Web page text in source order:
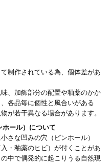
制作されている為、個体差があ
、加飾部分の配置や釉薬のかか
各品毎に個性と風合いがある
が若干異なる場合があります。
ール）について
さな凹みの穴（ピンホール）
・釉薬のヒビ）が付くことがあ
中で偶発的に起こりうる自然現